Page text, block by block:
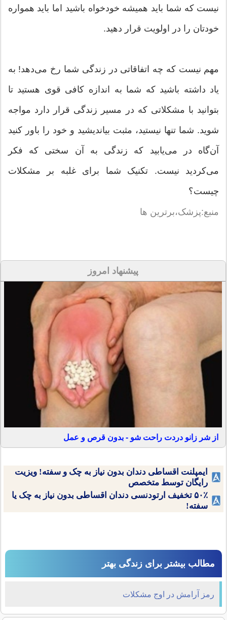
نیست که شما باید همیشه خودخواه باشید اما باید همواره
خودتان را در اولویت قرار دهید.
مهم نیست که چه اتفاقاتی در زندگی شما رخ می‌دهد! به
یاد داشته باشید که شما به اندازه کافی قوی هستید تا
بتوانید با مشکلاتی که در مسیر زندگی قرار دارد مواجه
شوید. شما تنها نیستید، مثبت بیاندیشید و خود را باور کنید
آن‌گاه در می‌یابید که زندگی به آن سختی که فکر
می‌کردید نیست. تکنیک شما برای غلبه بر مشکلات
چیست؟
منبع:پزشک،برترین ها
پیشنهاد امروز
از شر زانو دردت راحت شو - بدون قرص و عمل
ایمپلنت اقساطی دندان بدون نیاز به چک و سفته! ویزیت
رایگان توسط متخصص
۵۰٪ تخفیف ارتودنسی دندان اقساطی بدون نیاز به چک یا
سفته!
مطالب بیشتر برای زندگی بهتر
رمز آرامش در اوج مشکلات